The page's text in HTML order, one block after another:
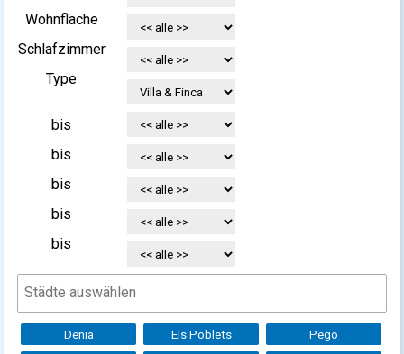
Wohnfläche
Schlafzimmer
Type
bis
bis
bis
bis
bis
Denia Els Poblets Pego